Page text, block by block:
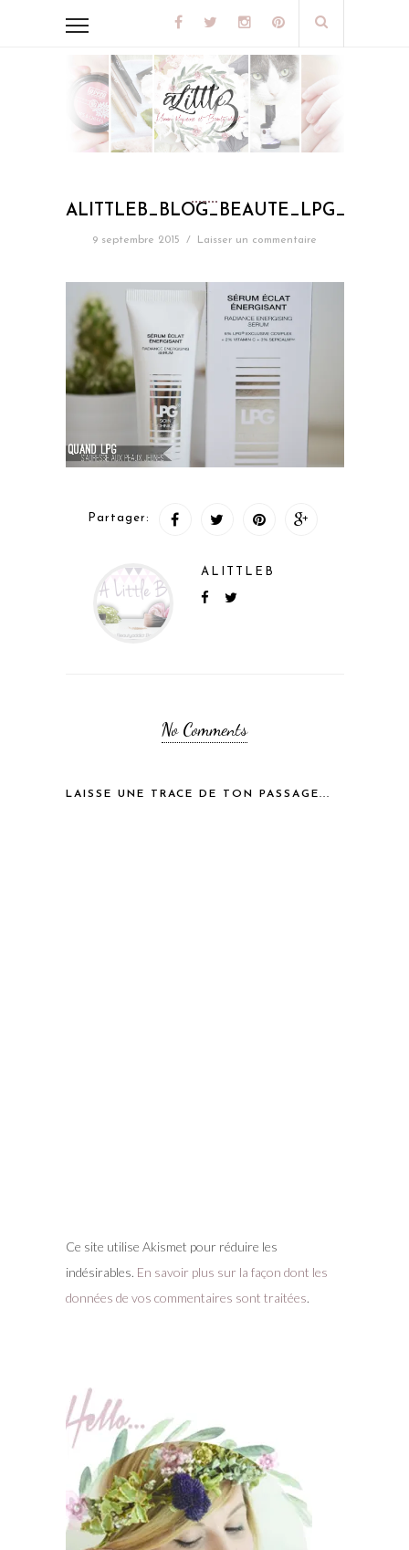
9 septembre 2015 / Laisser un commentaire
Partager:
ALITTLEB
No Comments
LAISSE UNE TRACE DE TON PASSAGE...
Ce site utilise Akismet pour réduire les
indésirables. En savoir plus sur la façon dont les
données de vos commentaires sont traitées.